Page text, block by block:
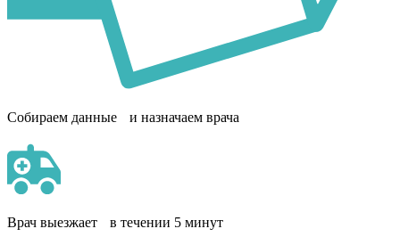
Собираем данные и назначаем врача
Врач выезжает в течении 5 минут